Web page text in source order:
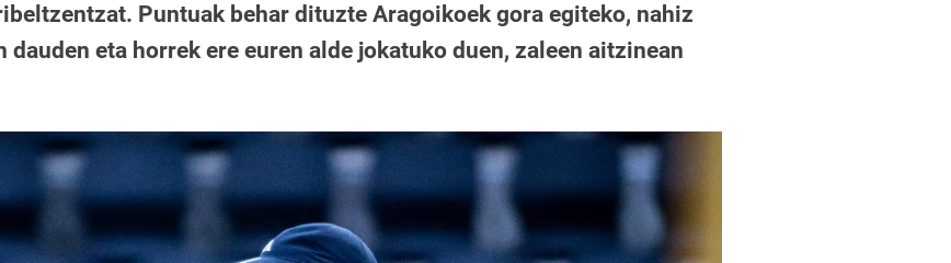
Puntuak behar dituzte Aragoikoek gora egiteko, nahiz
dauden eta horrek ere euren alde jokatuko duen, zaleen aitzinean